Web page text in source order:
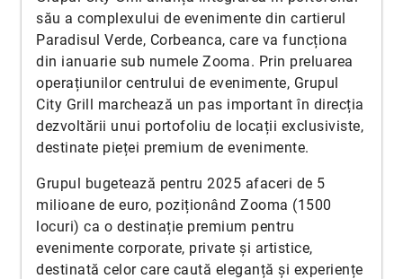
său a complexului de evenimente din cartierul
Paradisul Verde, Corbeanca, care va funcționa
din ianuarie sub numele Zooma. Prin preluarea
operațiunilor centrului de evenimente, Grupul
City Grill marchează un pas important în direcția
dezvoltării unui portofoliu de locații exclusiviste,
destinate pieței premium de evenimente.
Grupul bugetează pentru 2025 afaceri de 5
milioane de euro, poziționând Zooma (1500
locuri) ca o destinație premium pentru
evenimente corporate, private și artistice,
destinată celor care caută eleganță și experiențe